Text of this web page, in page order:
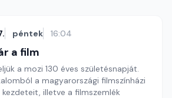
péntek 16:04
a film
a mozi 130 éves születésnapját.
a magyarországi filmszínházi
illetve a filmszemlék